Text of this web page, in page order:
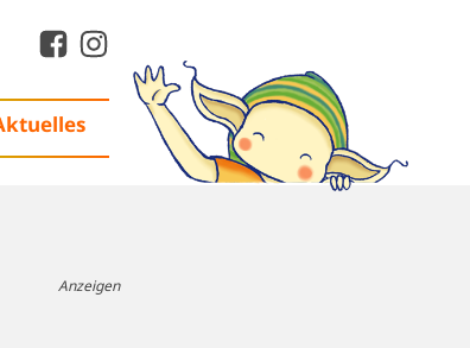
Anzeigen